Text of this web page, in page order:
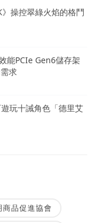
》操控翠綠火焰的格鬥
能PCIe Gen6儲存架
求
玩十誡角色「德里艾
商品促進協會